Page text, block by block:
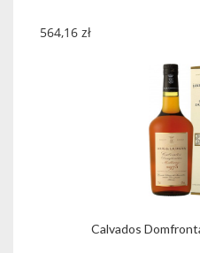
Calvados
564,16 zł